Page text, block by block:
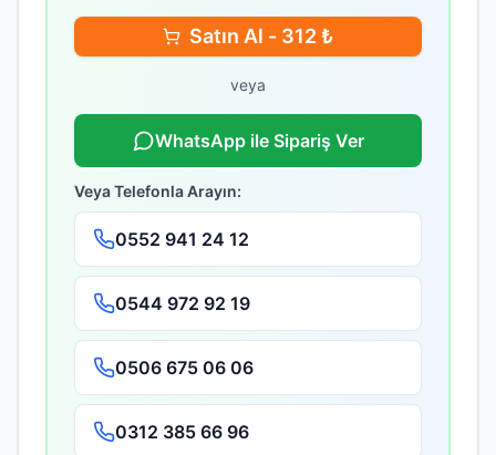
Satın Al - 312 ₺
veya
WhatsApp ile Sipariş Ver
Veya Telefonla Arayın:
0552 941 24 12
0544 972 92 19
0506 675 06 06
0312 385 66 96